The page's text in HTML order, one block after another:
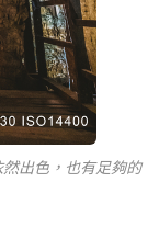
出色，也有足夠的